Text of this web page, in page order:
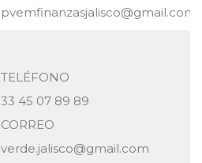
pvemfinanzasjalisco@gmail.com
TELÉFONO
33 45 07 89 89
CORREO
verde.jalisco@gmail.com